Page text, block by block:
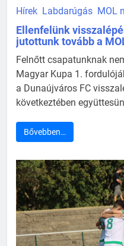
Hírek Labdarúgás MOL
Ellenfelünk
jutottunk tovább a
Felnőtt csapatunknak
Magyar Kupa 1.
a Dunaújváros FC
következtében
Bővebben…